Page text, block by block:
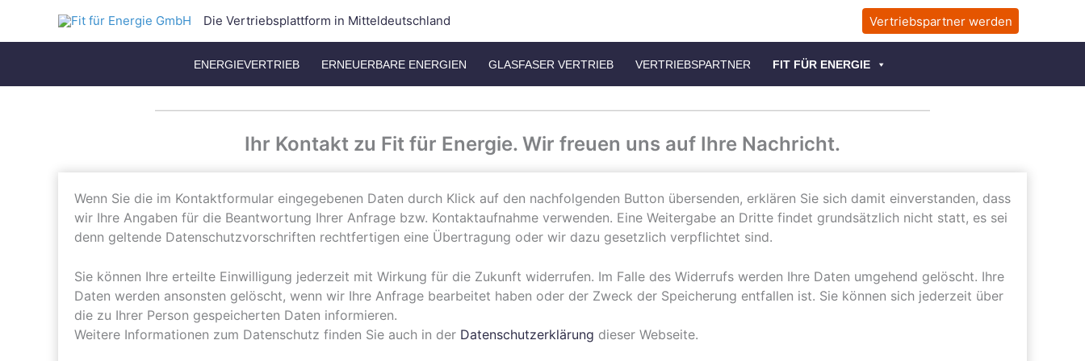
springen
Die Vertriebsplattform in Mitteldeutschland Vertriebspartner werden
ENERGIEVERTRIEB ERNEUERBARE ENERGIEN GLASFASER VERTRIEB VERTRIEBSPARTNER FIT FÜR ENERGIE
Ihr Kontakt zu Fit für Energie. Wir freuen uns auf Ihre Nachricht.
Wenn Sie die im Kontaktformular eingegebenen Daten durch Klick auf den nachfolgenden Button übersenden, erklären Sie sich damit einverstanden, dass
wir Ihre Angaben für die Beantwortung Ihrer Anfrage bzw. Kontaktaufnahme verwenden. Eine Weitergabe an Dritte findet grundsätzlich nicht statt, es sei
denn geltende Datenschutzvorschriften rechtfertigen eine Übertragung oder wir dazu gesetzlich verpflichtet sind.
Sie können Ihre erteilte Einwilligung jederzeit mit Wirkung für die Zukunft widerrufen. Im Falle des Widerrufs werden Ihre Daten umgehend gelöscht. Ihre
Daten werden ansonsten gelöscht, wenn wir Ihre Anfrage bearbeitet haben oder der Zweck der Speicherung entfallen ist. Sie können sich jederzeit über
die zu Ihrer Person gespeicherten Daten informieren.
Weitere Informationen zum Datenschutz finden Sie auch in der Datenschutzerklärung dieser Webseite.